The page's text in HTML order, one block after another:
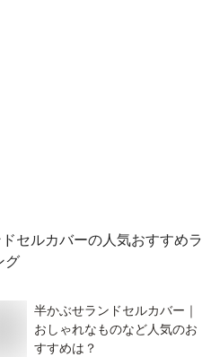
セルカバーの人気おすすめラ
グ
半かぶせランドセルカバー｜
おしゃれなものなど人気のお
すすめは？